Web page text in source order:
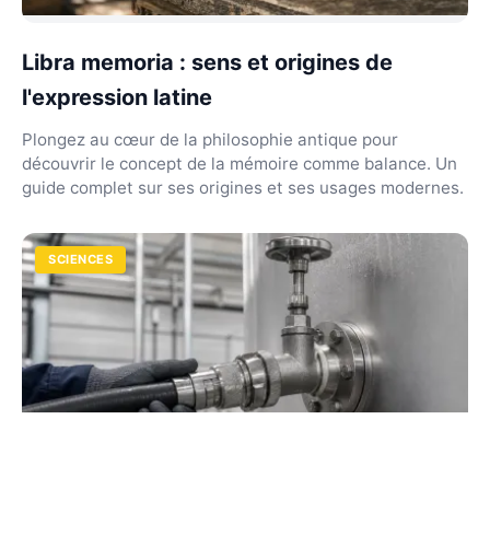
Libra memoria : sens et origines de
l'expression latine
Plongez au cœur de la philosophie antique pour
découvrir le concept de la mémoire comme balance. Un
guide complet sur ses origines et ses usages modernes.
SCIENCES